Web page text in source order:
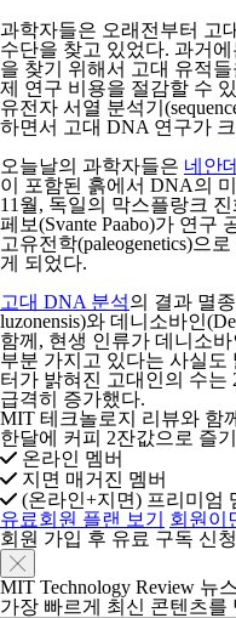
과학자들은 오래전부터 고
수단을 찾고 있었다. 과거에
을 찾기 위해서 고대 유적
제 연구 비용을 절감할 수
유전자 서열 분석기
하면서 고대 DNA 연구가
오늘날의 과학자들은 네안
이 포함된 흙에서 DNA의
11월, 독일의 막스플랑크
페보(Svante Paabo)가 연구
고유전학(paleogenetics)으
게 되었다.
고대 DNA 분석의 결과 멸
luzonensis)와 데니소바인
함께, 현생 인류가 데니소
부분 가지고 있다는 사실도
터가 밝혀진 고대인의 수는
급격히 증가했다.
MIT 테크놀로지 리뷰와 함
한달에 커피 2잔값으로 즐기
온라인 멤버
지면 매거진 멤버
(온라인+지면) 프리미엄
유료회원 플랜 보기
회원이
회원 가입 후 유료 구독 신
╳
MIT Technology Review 뉴
가장 빠르게 최신 콘텐츠를